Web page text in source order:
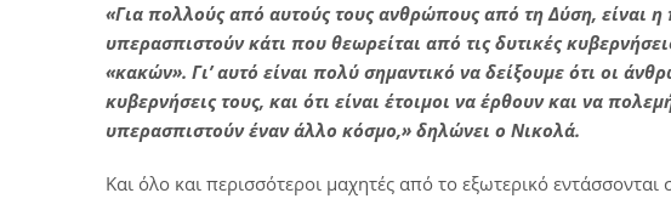
«Για πολλούς από αυτούς τους ανθρώπους από τη Δύση, είναι
υπερασπιστούν κάτι που θεωρείται από τις δυτικές
«κακών». Γι’ αυτό είναι πολύ σημαντικό να δείξουμε ότι οι
κυβερνήσεις τους, και ότι είναι έτοιμοι να έρθουν και να
υπερασπιστούν έναν άλλο κόσμο,» δηλώνει ο Νικολά.
Και όλο και περισσότεροι μαχητές από το εξωτερικό